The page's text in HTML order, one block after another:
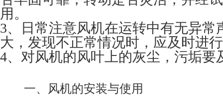
用。
3、日常注意风机在运转中有无异常
大，发现不正常情况时，应及时进
4、对风机的风叶上的灰尘，污垢要
一、风机的安装与使用